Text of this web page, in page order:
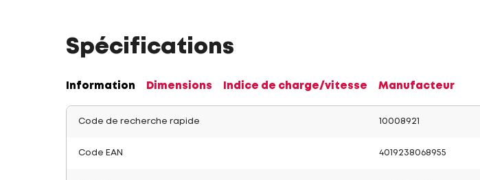
Spécifications
Information Dimensions Indice de charge/vitesse Manufacteur
Code de recherche rapide 10008921
Code EAN 4019238068955